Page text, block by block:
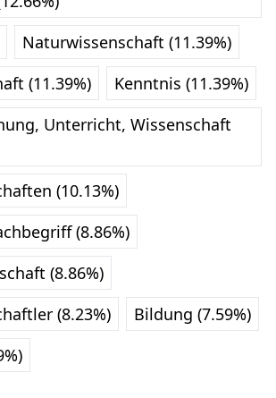
Naturwissenschaft (11.39%)
(11.39%)
Kenntnis (11.39%)
Unterricht, Wissenschaft
(10.13%)
(8.86%)
(8.86%)
(8.23%)
Bildung (7.59%)